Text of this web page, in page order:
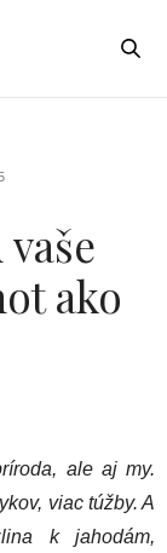
ako
ale aj my.
viac túžby. A
k jahodám,